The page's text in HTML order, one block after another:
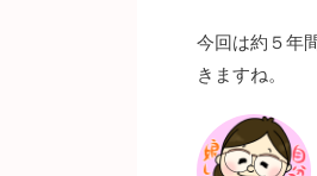
今回は約５年
きますね。